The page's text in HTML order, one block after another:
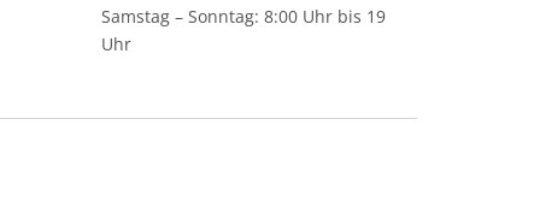
Samstag – Sonntag: 8:00 Uhr bis 19
Uhr